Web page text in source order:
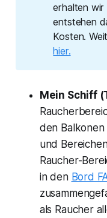
erhalten
entstehen
Kosten.
hier.
Mein Schiff
den Balkonen
und
Raucher-
in den Bord
als Raucher